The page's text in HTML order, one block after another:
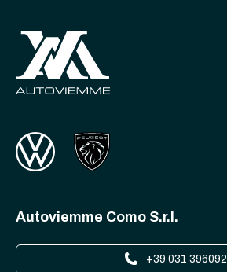
Autoviemme Como S.r.l.
+39 031 396092